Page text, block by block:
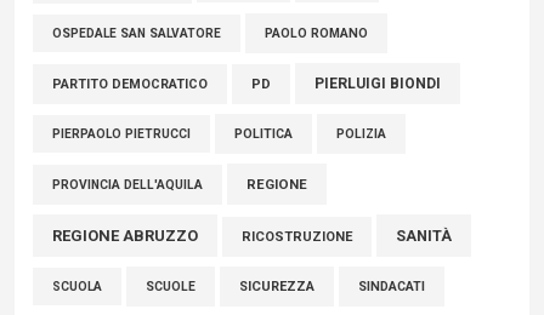
OSPEDALE SAN SALVATORE PAOLO ROMANO
PARTITO DEMOCRATICO PD PIERLUIGI BIONDI
PIERPAOLO PIETRUCCI POLITICA POLIZIA
PROVINCIA DELL'AQUILA REGIONE
REGIONE ABRUZZO RICOSTRUZIONE SANITÀ
SCUOLA SCUOLE SICUREZZA SINDACATI